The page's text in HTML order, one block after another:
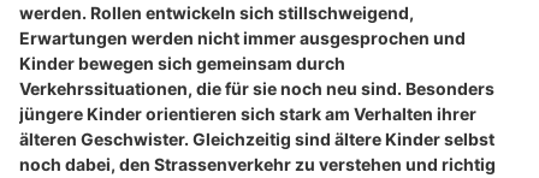
werden. Rollen entwickeln sich stillschweigend,
Erwartungen werden nicht immer ausgesprochen und
Kinder bewegen sich gemeinsam durch
Verkehrssituationen, die für sie noch neu sind. Besonders
jüngere Kinder orientieren sich stark am Verhalten ihrer
älteren Geschwister. Gleichzeitig sind ältere Kinder selbst
noch dabei, den Strassenverkehr zu verstehen und richtig